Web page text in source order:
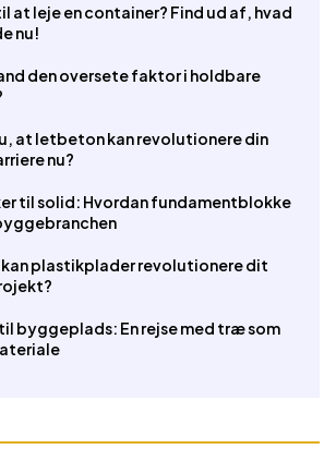
at leje en container? Find ud af, hvad
nu!
den oversete faktor i holdbare
at letbeton kan revolutionere din
nu?
til solid: Hvordan fundamentblokke
kan plastikplader revolutionere dit
byggeplads: En rejse med træ som